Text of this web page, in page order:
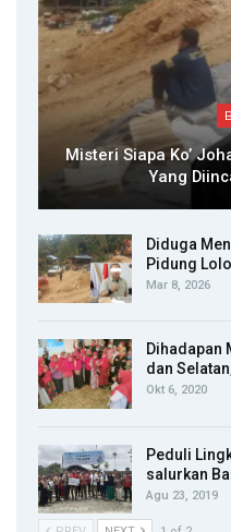
Misteri Siapa Ko’
Yang
Diduga
Pidung
Mar 8, 2026
Dihadapan
dan
Okt 6, 2020
Peduli
salurkan
Agu 23, 2019